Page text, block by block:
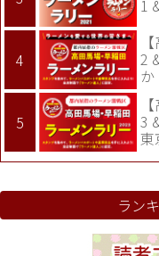
1
2
か
3
東
ラン